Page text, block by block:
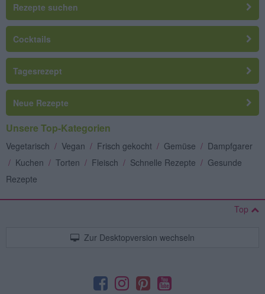
Rezepte suchen
Cocktails
Tagesrezept
Neue Rezepte
Unsere Top-Kategorien
Vegetarisch / Vegan / Frisch gekocht / Gemüse / Dampfgarer
/ Kuchen / Torten / Fleisch / Schnelle Rezepte / Gesunde
Rezepte
Top
Zur Desktopversion wechseln